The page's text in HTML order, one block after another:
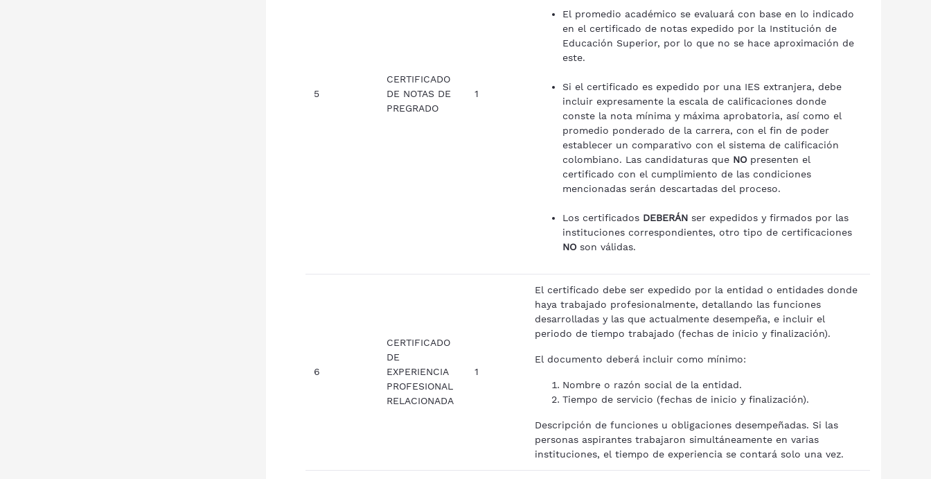
5
CERTIFICADO
DE NOTAS DE
PREGRADO
1
El promedio académico se evaluará con base en lo indicado
en el certificado de notas expedido por la Institución de
Educación Superior, por lo que no se hace aproximación de
este.
Si el certificado es expedido por una IES extranjera, debe
incluir expresamente la escala de calificaciones donde
conste la nota mínima y máxima aprobatoria, así como el
promedio ponderado de la carrera, con el fin de poder
establecer un comparativo con el sistema de calificación
colombiano. Las candidaturas que NO presenten el
certificado con el cumplimiento de las condiciones
mencionadas serán descartadas del proceso.
Los certificados DEBERÁN ser expedidos y firmados por las
instituciones correspondientes, otro tipo de certificaciones
NO son válidas.
6
CERTIFICADO
DE
EXPERIENCIA
PROFESIONAL
RELACIONADA
1
El certificado debe ser expedido por la entidad o entidades donde
haya trabajado profesionalmente, detallando las funciones
desarrolladas y las que actualmente desempeña, e incluir el
periodo de tiempo trabajado (fechas de inicio y finalización).
El documento deberá incluir como mínimo:
Nombre o razón social de la entidad.
Tiempo de servicio (fechas de inicio y finalización).
Descripción de funciones u obligaciones desempeñadas. Si las
personas aspirantes trabajaron simultáneamente en varias
instituciones, el tiempo de experiencia se contará solo una vez.